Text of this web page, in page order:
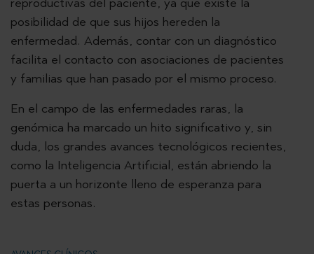
posibilidad de que sus hijos hereden la
enfermedad. Además, contar con un diagnóstico
facilita el contacto con asociaciones de pacientes
y familias que han pasado por el mismo proceso.
En el campo de las enfermedades raras, la
genómica ha marcado un hito significativo y, sin
duda, los grandes avances tecnológicos recientes,
como la Inteligencia Artificial, están abriendo la
puerta a un horizonte lleno de esperanza para
estas personas.